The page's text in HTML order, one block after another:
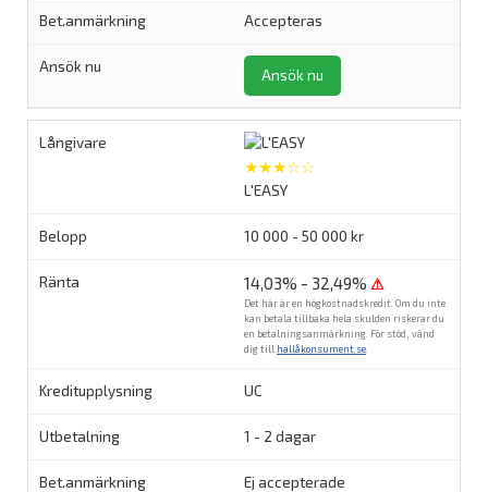
Accepteras
Ansök nu
★★★☆☆
L'EASY
10 000 - 50 000 kr
14,03% - 32,49% ⚠
Det här är en högkostnadskredit. Om du inte
kan betala tillbaka hela skulden riskerar du
en betalningsanmärkning. För stöd, vänd
dig till hallåkonsument.se
UC
1 - 2 dagar
Ej accepterade